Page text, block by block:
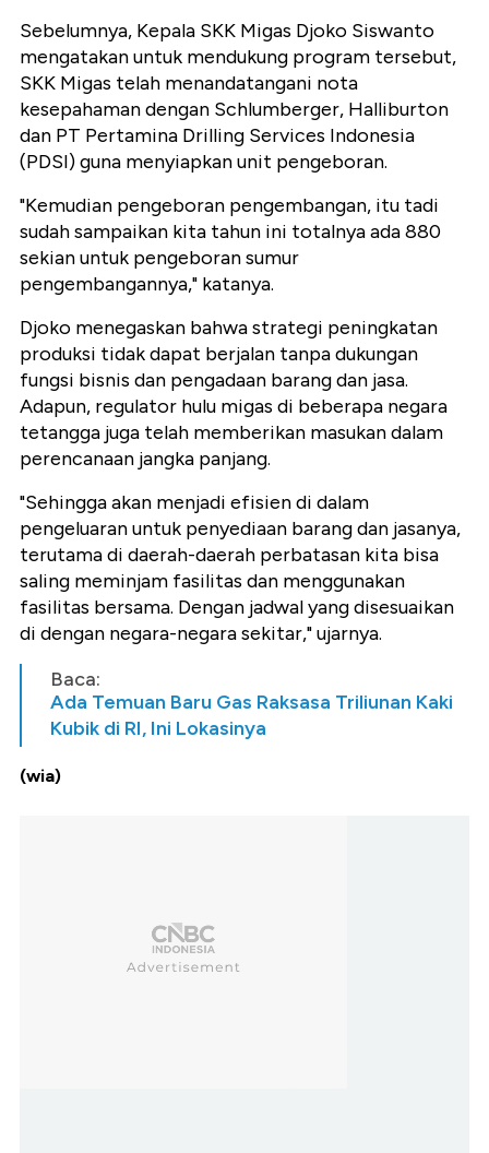
Sebelumnya, Kepala SKK Migas Djoko Siswanto
mengatakan untuk mendukung program tersebut,
SKK Migas telah menandatangani nota
kesepahaman dengan Schlumberger, Halliburton
dan PT Pertamina Drilling Services Indonesia
(PDSI) guna menyiapkan unit pengeboran.
"Kemudian pengeboran pengembangan, itu tadi
sudah sampaikan kita tahun ini totalnya ada 880
sekian untuk pengeboran sumur
pengembangannya," katanya.
Djoko menegaskan bahwa strategi peningkatan
produksi tidak dapat berjalan tanpa dukungan
fungsi bisnis dan pengadaan barang dan jasa.
Adapun, regulator hulu migas di beberapa negara
tetangga juga telah memberikan masukan dalam
perencanaan jangka panjang.
"Sehingga akan menjadi efisien di dalam
pengeluaran untuk penyediaan barang dan jasanya,
terutama di daerah-daerah perbatasan kita bisa
saling meminjam fasilitas dan menggunakan
fasilitas bersama. Dengan jadwal yang disesuaikan
di dengan negara-negara sekitar," ujarnya.
Baca:
Ada Temuan Baru Gas Raksasa Triliunan Kaki
Kubik di RI, Ini Lokasinya
(wia)